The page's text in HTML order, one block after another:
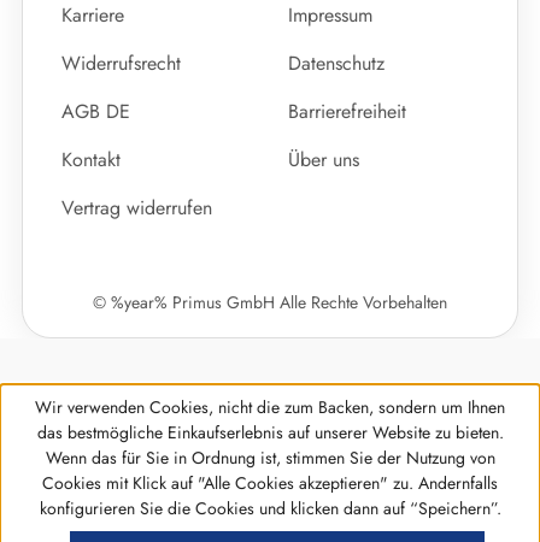
Karriere
Impressum
Widerrufsrecht
Datenschutz
AGB DE
Barrierefreiheit
Kontakt
Über uns
Vertrag widerrufen
© %year% Primus GmbH Alle Rechte Vorbehalten
Werkzeugleiste anzeigen
Wir verwenden Cookies, nicht die zum Backen, sondern um Ihnen
das bestmögliche Einkaufserlebnis auf unserer Website zu bieten.
Wenn das für Sie in Ordnung ist, stimmen Sie der Nutzung von
Cookies mit Klick auf "Alle Cookies akzeptieren" zu. Andernfalls
konfigurieren Sie die Cookies und klicken dann auf “Speichern”.